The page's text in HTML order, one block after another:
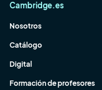
Cambridge.es
Nosotros
Catálogo
Digital
Formación de profesores